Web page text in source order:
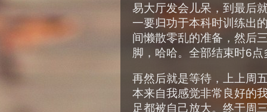
易大厅发会儿呆，到最后
一要归功于本科时训练出
间懒散零乱的准备，然后
脚，哈哈。全部结束时6点
再然后就是等待，上上周
本来自我感觉非常良好的
足都被自己放大。终于周